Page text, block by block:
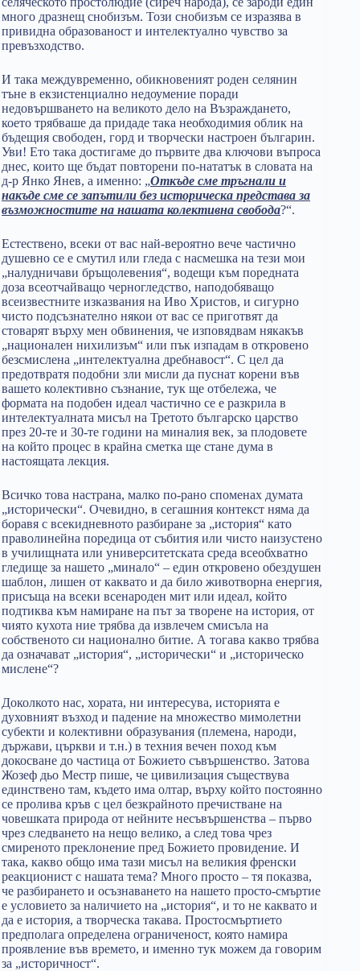
много дразнещ снобизъм. Този снобизъм се изразява в
привидна образованост и интелектуално чувство за
превъзходство.
И така междувременно, обикновеният роден селянин
тъне в екзистенциално недоумение поради
недовършването на великото дело на Възраждането,
което трябваше да придаде така необходимия облик на
бъдещия свободен, горд и творчески настроен българин.
Уви! Ето така достигаме до първите два ключови въпроса
днес, които ще бъдат повторени по-нататък в словата на
д-р Янко Янев, а именно: „Откъде сме тръгнали и
накъде сме се запътили без историческа представа за
възможностите на нашата колективна свобода?“.
Естествено, всеки от вас най-вероятно вече частично
душевно се е смутил или гледа с насмешка на тези мои
„налудничави бръщолевения“, водещи към поредната
доза всеотчайващо черногледство, наподобяващо
всеизвестните изказвания на Иво Христов, и сигурно
чисто подсъзнателно някои от вас се приготвят да
стоварят върху мен обвинения, че изповядвам някакъв
„национален нихилизъм“ или пък изпадам в откровено
безсмислена „интелектуална дребнавост“. С цел да
предотвратя подобни зли мисли да пуснат корени във
вашето колективно съзнание, тук ще отбележа, че
формата на подобен идеал частично се е разкрила в
интелектуалната мисъл на Третото българско царство
през 20-те и 30-те години на миналия век, за плодовете
на който процес в крайна сметка ще стане дума в
настоящата лекция.
Всичко това настрана, малко по-рано споменах думата
„исторически“. Очевидно, в сегашния контекст няма да
боравя с всекидневното разбиране за „история“ като
праволинейна поредица от събития или чисто наизустено
в училищната или университетската среда всеобхватно
гледище за нашето „минало“ – един откровено обездушен
шаблон, лишен от каквато и да било животворна енергия,
присъща на всеки всенароден мит или идеал, който
подтиква към намиране на път за творене на история, от
чиято кухота ние трябва да извлечем смисъла на
собственото си национално битие. А тогава какво трябва
да означават „история“, „исторически“ и „историческо
мислене“?
Доколкото нас, хората, ни интересува, историята е
духовният възход и падение на множество мимолетни
субекти и колективни образувания (племена, народи,
държави, църкви и т.н.) в техния вечен поход към
докосване до частица от Божието съвършенство. Затова
Жозеф дьо Мeстр пише, че цивилизация съществува
единствено там, където има олтар, върху който постоянно
се пролива кръв с цел безкрайното пречистване на
човешката природа от нейните несъвършенства – първо
чрез следването на нещо велико, а след това чрез
смиреното преклонение пред Божието провидение. И
така, какво общо има тази мисъл на великия френски
реакционист с нашата тема? Много просто – тя показва,
че разбирането и осъзнаването на нашето просто-смъртие
е условието за наличието на „история“, и то не каквато и
да е история, а творческа такава. Простосмъртието
предполага определена ограниченост, която намира
проявление във времето, и именно тук можем да говорим
за „историчност“.